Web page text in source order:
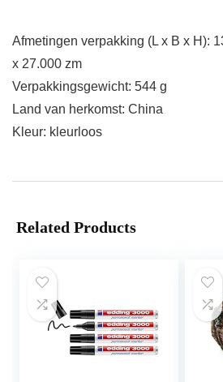
Afmetingen verpakking (L x B x H):
x 27.000 zm
Verpakkingsgewicht: 544 g
Land van herkomst: China
Kleur: kleurloos
Related Products